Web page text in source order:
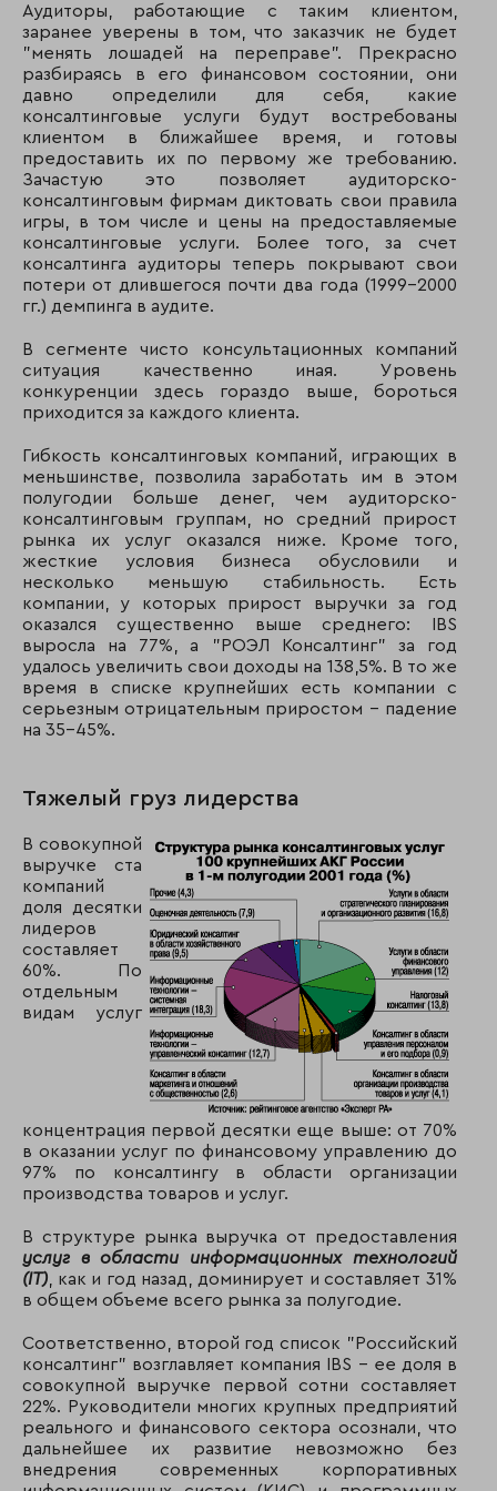
Аудиторы, работающие с таким клиентом,
заранее уверены в том, что заказчик не будет
"менять лошадей на переправе". Прекрасно
разбираясь в его финансовом состоянии, они
давно определили для себя, какие
консалтинговые услуги будут востребованы
клиентом в ближайшее время, и готовы
предоставить их по первому же требованию.
Зачастую это позволяет аудиторско-
консалтинговым фирмам диктовать свои правила
игры, в том числе и цены на предоставляемые
консалтинговые услуги. Более того, за счет
консалтинга аудиторы теперь покрывают свои
потери от длившегося почти два года (1999-2000
гг.) демпинга в аудите.
В сегменте чисто консультационных компаний
ситуация качественно иная. Уровень
конкуренции здесь гораздо выше, бороться
приходится за каждого клиента.
Гибкость консалтинговых компаний, играющих в
меньшинстве, позволила заработать им в этом
полугодии больше денег, чем аудиторско-
консалтинговым группам, но средний прирост
рынка их услуг оказался ниже. Кроме того,
жесткие условия бизнеса обусловили и
несколько меньшую стабильность. Есть
компании, у которых прирост выручки за год
оказался существенно выше среднего:
IBS
выросла на 77%, а "РОЭЛ Консалтинг" за год
удалось увеличить свои доходы на 138,5%. В то же
время в списке крупнейших есть компании с
серьезным отрицательным приростом - падение
на 35-45%.
Тяжелый груз лидерства
В совокупной
выручке ста
компаний
доля десятки
лидеров
составляет
60%. По
отдельным
видам услуг
концентрация первой десятки еще выше: от 70%
в оказании услуг по финансовому управлению до
97% по консалтингу в области организации
производства товаров и услуг.
В структуре рынка выручка от предоставления
услуг в области информационных технологий
(IT) , как и год назад, доминирует и составляет 31%
в общем объеме всего рынка за полугодие.
Соответственно, второй год список "Российский
консалтинг" возглавляет компания IBS - ее доля в
совокупной выручке первой сотни составляет
22%. Руководители многих крупных предприятий
реального и финансового сектора осознали, что
дальнейшее их развитие невозможно без
внедрения современных корпоративных